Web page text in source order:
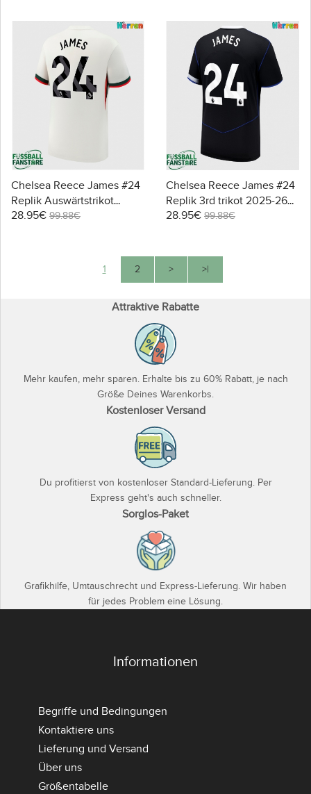
Chelsea Reece James #24
Replik Auswärtstrikot
2025-26 Kurzarm
28.95€ 99.88€
Chelsea Reece James #24
Replik 3rd trikot 2025-26
Kurzarm
28.95€ 99.88€
1 2 > >|
Attraktive Rabatte
Mehr kaufen, mehr sparen. Erhalte bis zu 60% Rabatt, je nach
Größe Deines Warenkorbs.
Kostenloser Versand
Du profitierst von kostenloser Standard-Lieferung. Per
Express geht's auch schneller.
Sorglos-Paket
Grafikhilfe, Umtauschrecht und Express-Lieferung. Wir haben
für jedes Problem eine Lösung.
Informationen
Begriffe und Bedingungen
Kontaktiere uns
Lieferung und Versand
Über uns
Größentabelle